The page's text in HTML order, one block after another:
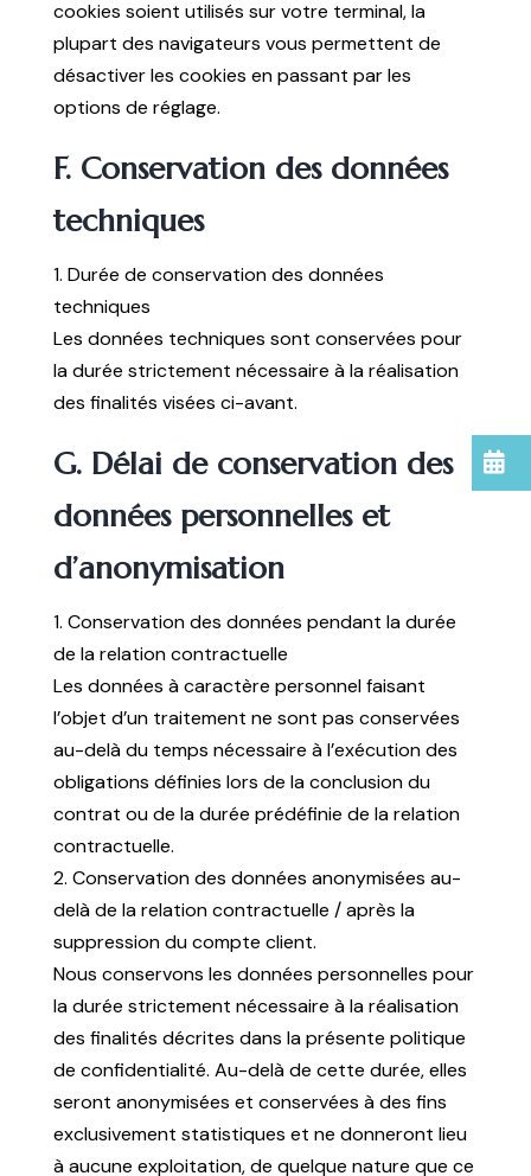
cookies soient utilisés sur votre terminal, la
plupart des navigateurs vous permettent de
désactiver les cookies en passant par les
options de réglage.
F. Conservation des données
techniques
1. Durée de conservation des données
techniques
Les données techniques sont conservées pour
la durée strictement nécessaire à la réalisation
des finalités visées ci-avant.
G. Délai de conservation des
données personnelles et
d’anonymisation
1. Conservation des données pendant la durée
de la relation contractuelle
Les données à caractère personnel faisant
l’objet d’un traitement ne sont pas conservées
au-delà du temps nécessaire à l’exécution des
obligations définies lors de la conclusion du
contrat ou de la durée prédéfinie de la relation
contractuelle.
2. Conservation des données anonymisées au-
delà de la relation contractuelle / après la
suppression du compte client.
Nous conservons les données personnelles pour
la durée strictement nécessaire à la réalisation
des finalités décrites dans la présente politique
de confidentialité. Au-delà de cette durée, elles
seront anonymisées et conservées à des fins
exclusivement statistiques et ne donneront lieu
à aucune exploitation, de quelque nature que ce